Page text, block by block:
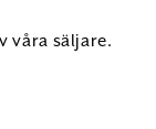
våra säljare.